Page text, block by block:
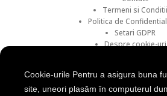
Termeni si Conditii
Politica de
Setari GDPR
Despre cookie-uri
Cookie-urile Pentru a asigura buna
site, uneori plasăm în computerul